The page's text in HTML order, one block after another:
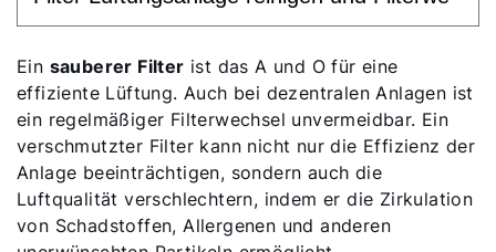
Ein sauberer Filter ist das A und O für eine
effiziente Lüftung. Auch bei dezentralen Anlagen ist
ein regelmäßiger Filterwechsel unvermeidbar. Ein
verschmutzter Filter kann nicht nur die Effizienz der
Anlage beeinträchtigen, sondern auch die
Luftqualität verschlechtern, indem er die Zirkulation
von Schadstoffen, Allergenen und anderen
Servus!
Wie können wir Ihnen helfen?